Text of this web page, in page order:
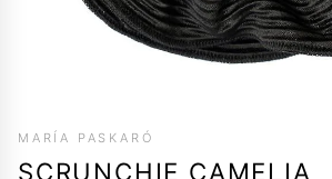
MARÍA PASKARÓ
SCRUNCHIE CAMELIA